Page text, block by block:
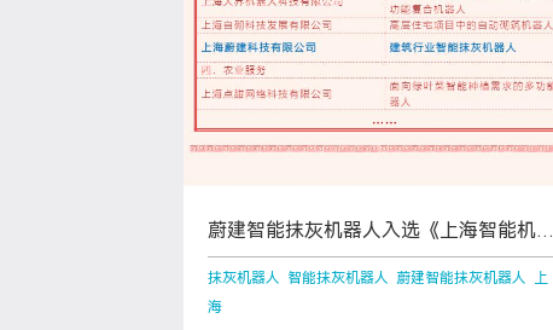
蔚建智能抹灰机器人入选《上海智能机器
人标杆企业与应用场景推荐目录》
抹灰机器人 智能抹灰机器人 蔚建智能抹灰机器人 上
海